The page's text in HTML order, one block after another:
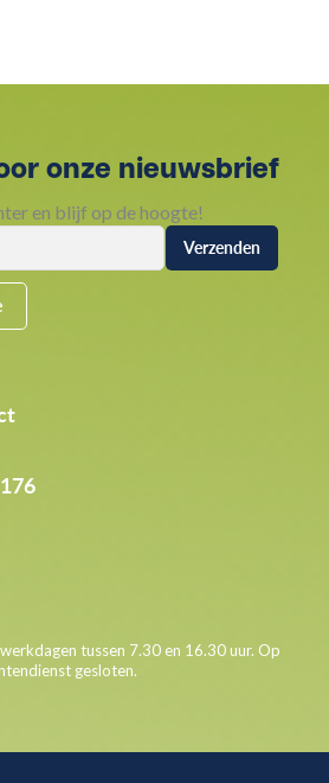
onze nieuwsbrief
en blijf op de hoogte!
tussen 7.30 en 16.30 uur. Op
gesloten.